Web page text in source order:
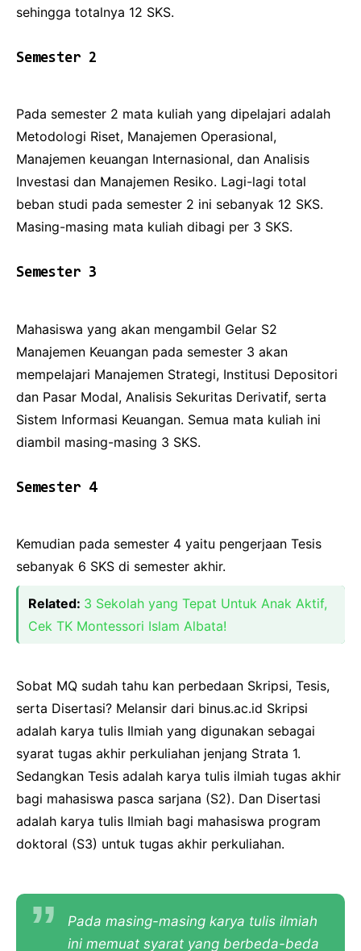
sehingga totalnya 12 SKS.
Semester 2
Pada semester 2 mata kuliah yang dipelajari adalah
Metodologi Riset, Manajemen Operasional,
Manajemen keuangan Internasional, dan Analisis
Investasi dan Manajemen Resiko. Lagi-lagi total
beban studi pada semester 2 ini sebanyak 12 SKS.
Masing-masing mata kuliah dibagi per 3 SKS.
Semester 3
Mahasiswa yang akan mengambil Gelar S2
Manajemen Keuangan pada semester 3 akan
mempelajari Manajemen Strategi, Institusi Depositori
dan Pasar Modal, Analisis Sekuritas Derivatif, serta
Sistem Informasi Keuangan. Semua mata kuliah ini
diambil masing-masing 3 SKS.
Semester 4
Kemudian pada semester 4 yaitu pengerjaan Tesis
sebanyak 6 SKS di semester akhir.
Related: 3 Sekolah yang Tepat Untuk Anak Aktif,
Cek TK Montessori Islam Albata!
Sobat MQ sudah tahu kan perbedaan Skripsi, Tesis,
serta Disertasi? Melansir dari binus.ac.id Skripsi
adalah karya tulis Ilmiah yang digunakan sebagai
syarat tugas akhir perkuliahan jenjang Strata 1.
Sedangkan Tesis adalah karya tulis ilmiah tugas akhir
bagi mahasiswa pasca sarjana (S2). Dan Disertasi
adalah karya tulis Ilmiah bagi mahasiswa program
doktoral (S3) untuk tugas akhir perkuliahan.
Pada masing-masing karya tulis ilmiah
ini memuat syarat yang berbeda-beda